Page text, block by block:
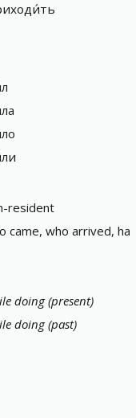
resident
came, who arrived,
doing (present)
doing (past)